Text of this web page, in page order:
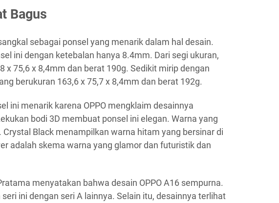
Bagus
sebagai ponsel yang menarik dalam hal desain.
ini dengan ketebalan hanya 8.4mm. Dari segi ukuran,
x 75,6 x 8,4mm dan berat 190g. Sedikit mirip dengan
berukuran 163,6 x 75,7 x 8,4mm dan berat 192g.
ini menarik karena OPPO mengklaim desainnya
bodi 3D membuat ponsel ini elegan. Warna yang
Black menampilkan warna hitam yang bersinar di
adalah skema warna yang glamor dan futuristik dan
menyatakan bahwa desain OPPO A16 sempurna.
ini dengan seri A lainnya. Selain itu, desainnya terlihat